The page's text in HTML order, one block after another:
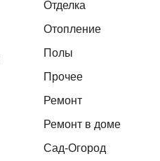
Отделка
Отопление
Полы
Прочее
Ремонт
Ремонт в доме
Сад-Огород